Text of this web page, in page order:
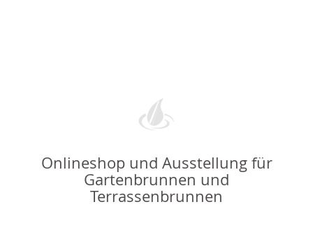
Onlineshop und Ausstellung für
Gartenbrunnen und
Terrassenbrunnen